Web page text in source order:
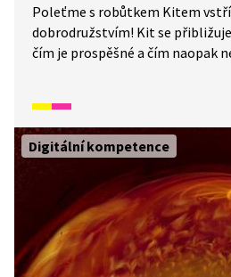
Poleťme s robůtkem Kitem
dobrodružstvím! Kit se
čím je prospěšné a čím naopak
Digitální kompetence